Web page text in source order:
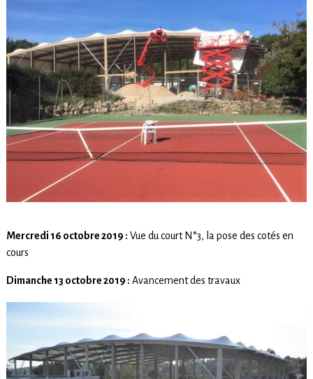
Mercredi 16 octobre 2019 : Vue du court N°3, la pose des cotés en
cours
Dimanche 13 octobre 2019 : Avancement des travaux